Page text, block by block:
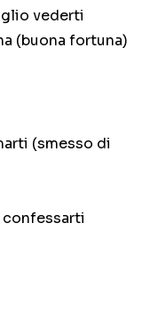
vederti
(buona fortuna)
(smesso di